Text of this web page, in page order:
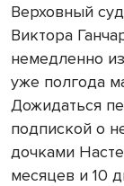
Верховный
Виктора
немедленно
уже полгода
Дожидаться
подпиской о
дочками
месяцев и 10